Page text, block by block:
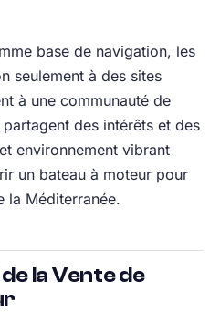
base de navigation, les
seulement à des sites
à une communauté de
des intérêts et des
environnement vibrant
un bateau à moteur pour
la Méditerranée.
la Vente de